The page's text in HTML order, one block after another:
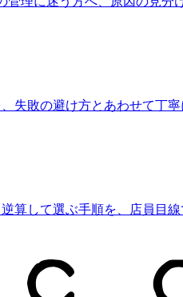
失敗の避け方とあわせて丁寧
算して選ぶ手順を、店員目線